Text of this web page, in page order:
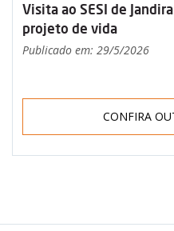
Visita ao SESI de
projeto de vida
Publicado em: 29/5/2026
CONFIRA